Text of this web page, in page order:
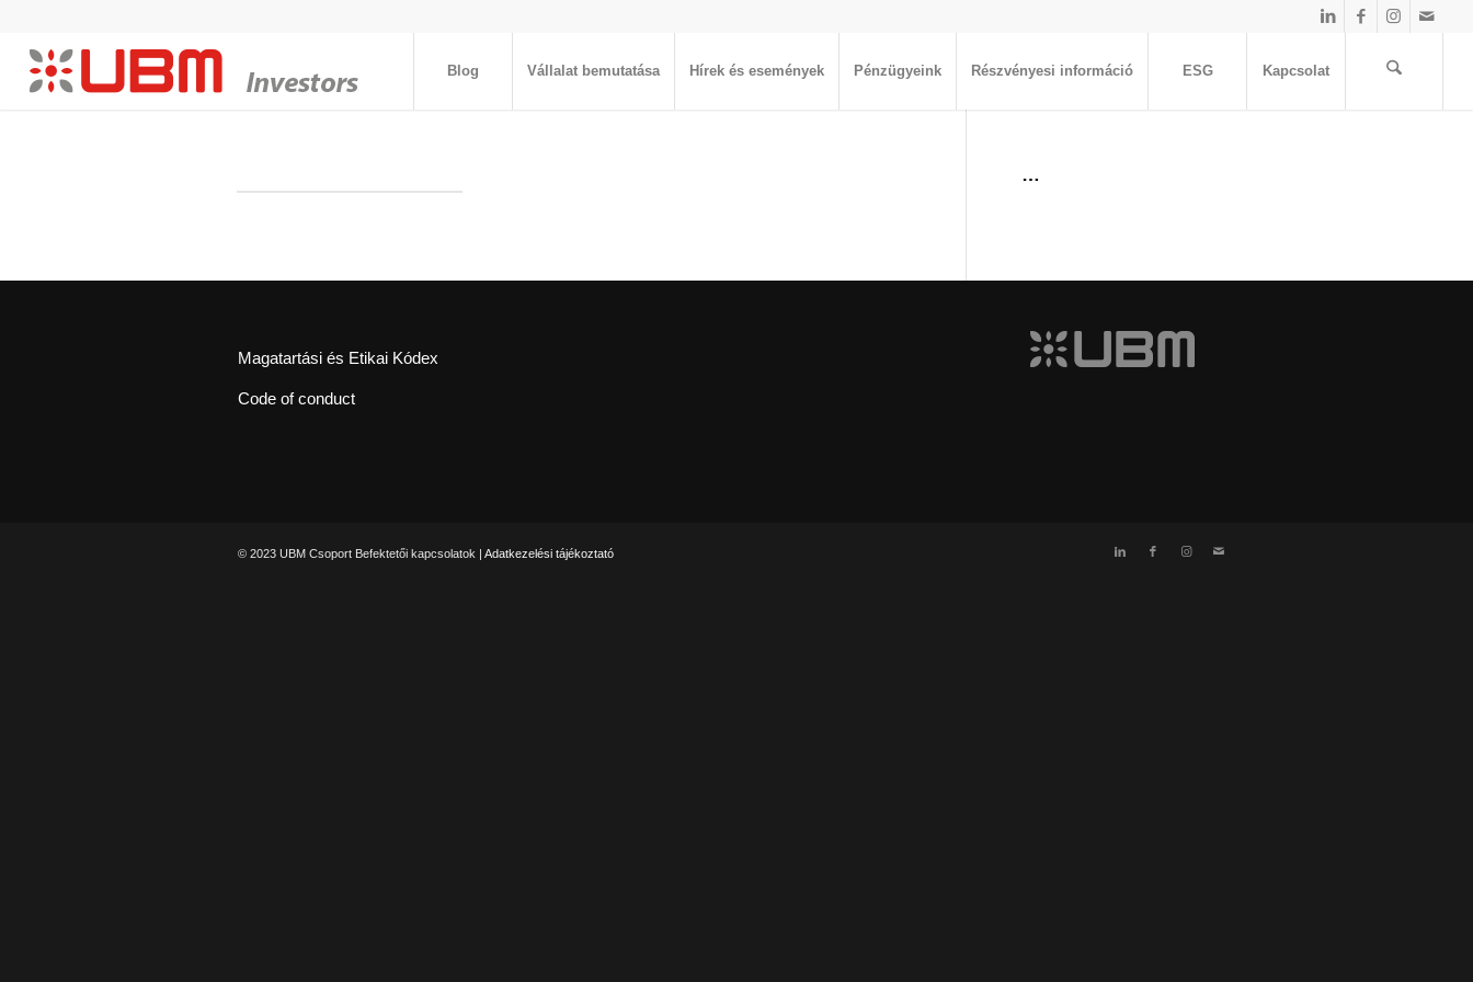
Blog Vállalat bemutatása Hírek és események Pénzügyeink Részvényesi információ ESG Kapcsolat
…
Magatartási és Etikai Kódex
Code of conduct
© 2023 UBM Csoport Befektetői kapcsolatok | Adatkezelési tájékoztató